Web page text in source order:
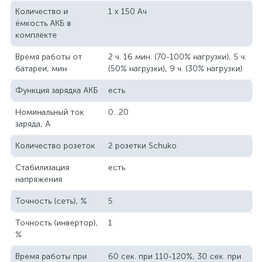
Количество и
ёмкость АКБ в
комплекте
1 х 150 Ач
Время работы от
батареи, мин
2 ч. 16 мин. (70-100% нагрузки), 5 ч.
(50% нагрузки), 9 ч. (30% нагрузки)
Функция зарядка АКБ есть
Номинальный ток
заряда, А
0...20
Количество розеток 2 розетки Schuko
Стабилизация
напряжения
есть
Точность (сеть), % 5
Точность (инвертор),
%
1
Время работы при
60 сек. при 110-120%, 30 сек. при